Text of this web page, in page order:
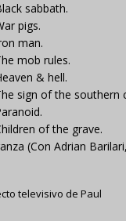
sabbath.
pigs.
man.
mob rules.
& hell.
sign of the southern
of the grave.
(Con Adrian
televisivo de Paul